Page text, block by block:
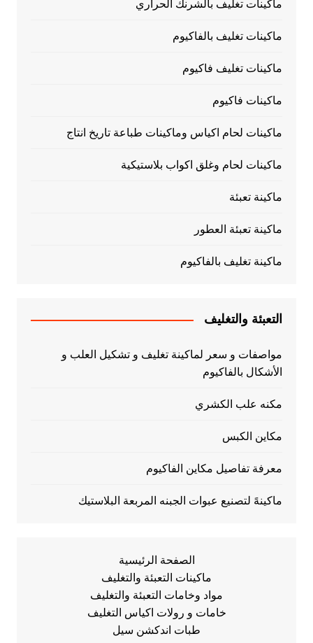
ماكينات تغليف بالشرنك الحراري
ماكينات تغليف بالفاكيوم
ماكينات تغليف فاكيوم
ماكينات فاكيوم
ماكينات لحام اكياس وماكينات طباعة تاريخ انتاج
ماكينات لحام وغلق اكواب بلاستيكية
ماكينة تعبئة
ماكينة تعبئة العطور
ماكينة تغليف بالفاكيوم
التعبئة والتغليف
مواصفات و سعر لماكينة تغليف و تشكيل العلب و
الأشكال بالفاكيوم
مكنه علب الكشري
مكاين الكبس
معرفة تفاصيل مكاين الفاكيوم
ماكينهً لتصنيع عبوات الجبنه المربعة البلاستيك
الصفحة الرئيسية
ماكينات التعبئة والتغليف
مواد وخامات التعبئة والتغليف
خامات و رولات اكياس التغليف
طبات اندكشن سيل